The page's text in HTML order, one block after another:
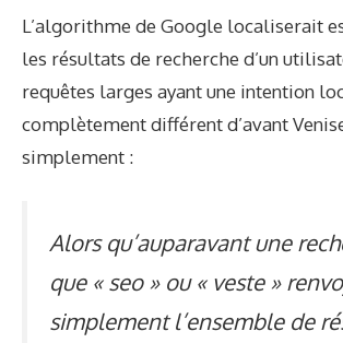
L’algorithme de Google localiserait
les résultats de recherche d’un
requêtes larges ayant une intention
complètement différent d’avant
simplement :
Alors qu’auparavant une
que « seo » ou « veste »
simplement l’ensemble de